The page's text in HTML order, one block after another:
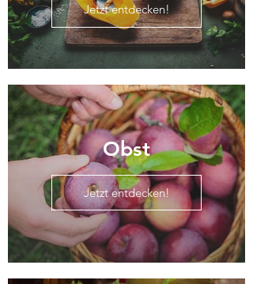
Jetzt entdecken!
Obst
Jetzt entdecken!